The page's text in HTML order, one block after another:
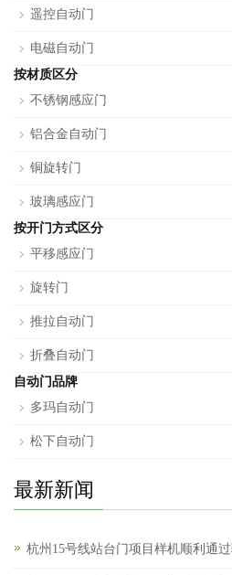
遥控自动门
电磁自动门
按材质区分
不锈钢感应门
铝合金自动门
铜旋转门
玻璃感应门
按开门方式区分
平移感应门
旋转门
推拉自动门
折叠自动门
自动门品牌
多玛自动门
松下自动门
最新新闻
杭州15号线站台门项目样机顺利通